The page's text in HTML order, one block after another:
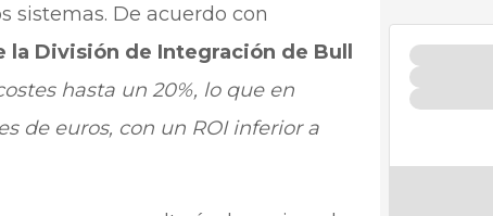
sistemas. De acuerdo con
División de Integración de Bull
hasta un 20%, lo que en
de euros, con un ROI inferior a